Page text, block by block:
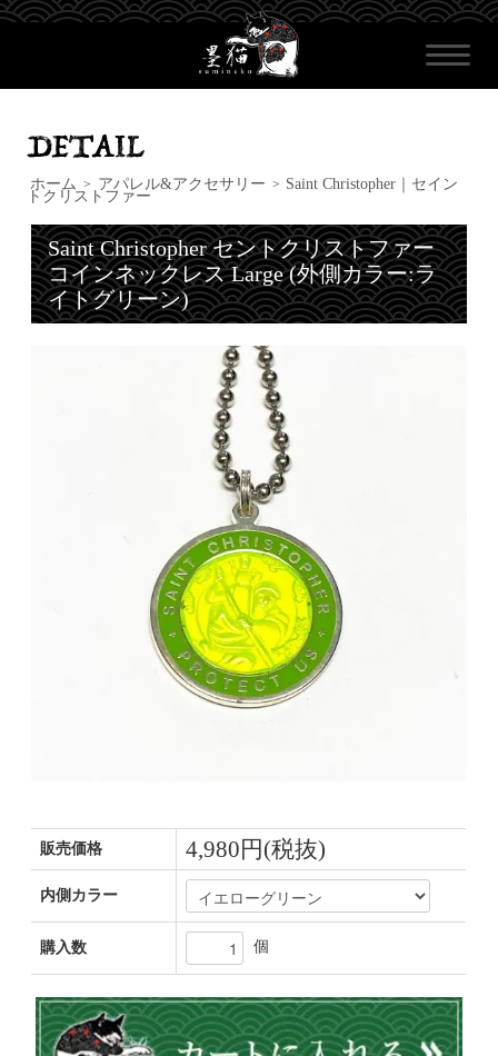
ホーム > アパレル&アクセサリー > Saint Christopher｜セイン
トクリストファー
Saint Christopher セントクリストファー
コインネックレス Large (外側カラー:ラ
イトグリーン)
販売価格 4,980円(税抜)
内側カラー
購入数 個